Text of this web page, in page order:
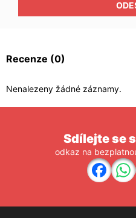
Recenze (0)
Nenalezeny žádné záznamy.
Sdílejte se
odkaz na